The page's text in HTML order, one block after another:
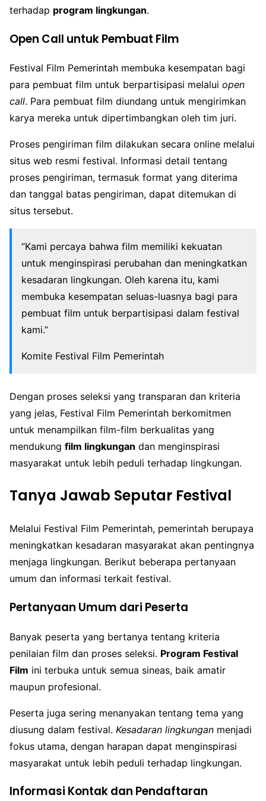
terhadap program lingkungan.
Open Call untuk Pembuat Film
Festival Film Pemerintah membuka kesempatan bagi
para pembuat film untuk berpartisipasi melalui open
call. Para pembuat film diundang untuk mengirimkan
karya mereka untuk dipertimbangkan oleh tim juri.
Proses pengiriman film dilakukan secara online melalui
situs web resmi festival. Informasi detail tentang
proses pengiriman, termasuk format yang diterima
dan tanggal batas pengiriman, dapat ditemukan di
situs tersebut.
“Kami percaya bahwa film memiliki kekuatan
untuk menginspirasi perubahan dan meningkatkan
kesadaran lingkungan. Oleh karena itu, kami
membuka kesempatan seluas-luasnya bagi para
pembuat film untuk berpartisipasi dalam festival
kami.”
Komite Festival Film Pemerintah
Dengan proses seleksi yang transparan dan kriteria
yang jelas, Festival Film Pemerintah berkomitmen
untuk menampilkan film-film berkualitas yang
mendukung film lingkungan dan menginspirasi
masyarakat untuk lebih peduli terhadap lingkungan.
Tanya Jawab Seputar Festival
Melalui Festival Film Pemerintah, pemerintah berupaya
meningkatkan kesadaran masyarakat akan pentingnya
menjaga lingkungan. Berikut beberapa pertanyaan
umum dan informasi terkait festival.
Pertanyaan Umum dari Peserta
Banyak peserta yang bertanya tentang kriteria
penilaian film dan proses seleksi. Program Festival
Film ini terbuka untuk semua sineas, baik amatir
maupun profesional.
Peserta juga sering menanyakan tentang tema yang
diusung dalam festival. Kesadaran lingkungan menjadi
fokus utama, dengan harapan dapat menginspirasi
masyarakat untuk lebih peduli terhadap lingkungan.
Informasi Kontak dan Pendaftaran